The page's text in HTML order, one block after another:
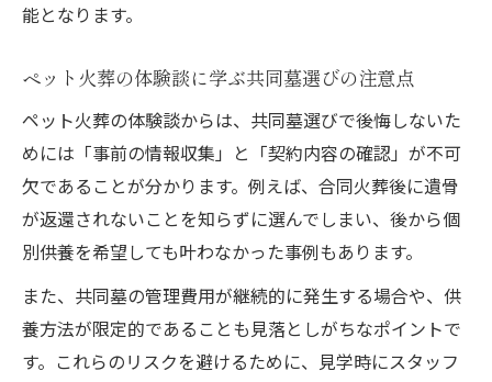
能となります。
ペット火葬の体験談に学ぶ共同墓選びの注意点
ペット火葬の体験談からは、共同墓選びで後悔しないた
めには「事前の情報収集」と「契約内容の確認」が不可
欠であることが分かります。例えば、合同火葬後に遺骨
が返還されないことを知らずに選んでしまい、後から個
別供養を希望しても叶わなかった事例もあります。
また、共同墓の管理費用が継続的に発生する場合や、供
養方法が限定的であることも見落としがちなポイントで
す。これらのリスクを避けるために、見学時にスタッフ